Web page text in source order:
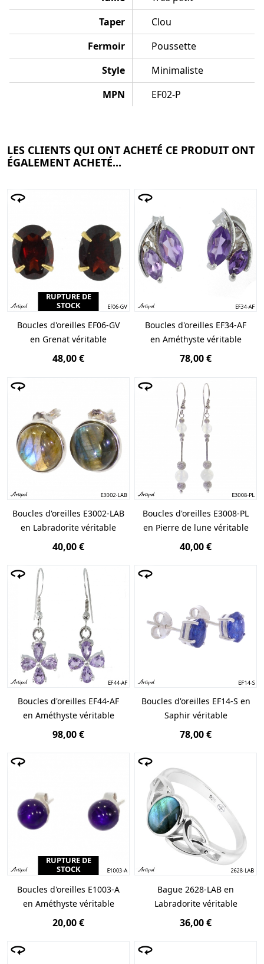
Taper
Clou
Fermoir
Poussette
Style
Minimaliste
MPN
EF02-P
LES CLIENTS QUI ONT ACHETÉ CE PRODUIT ONT
ÉGALEMENT ACHETÉ...
RUPTURE DE
STOCK
Boucles d'oreilles EF06-GV
en Grenat véritable
48,00 €
Boucles d'oreilles EF34-AF
en Améthyste véritable
78,00 €
Boucles d'oreilles E3002-LAB
en Labradorite véritable
40,00 €
Boucles d'oreilles E3008-PL
en Pierre de lune véritable
40,00 €
Boucles d'oreilles EF44-AF
en Améthyste véritable
98,00 €
Boucles d'oreilles EF14-S en
Saphir véritable
78,00 €
RUPTURE DE
STOCK
Boucles d'oreilles E1003-A
en Améthyste véritable
20,00 €
Bague 2628-LAB en
Labradorite véritable
36,00 €